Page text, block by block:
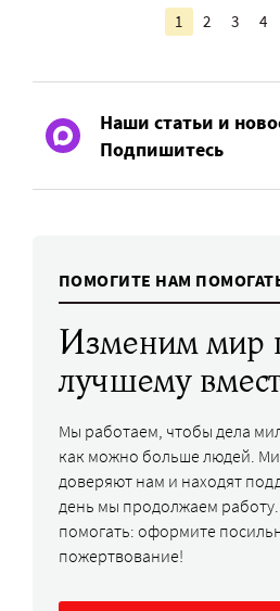
1 2 3 4
Наши статьи и
Подпишитесь
ПОМОГИТЕ НАМ
Изменим мир
лучшему
Мы работаем, чтобы дела
как можно больше людей.
доверяют нам и находят
день мы продолжаем
помогать: оформите
пожертвование!